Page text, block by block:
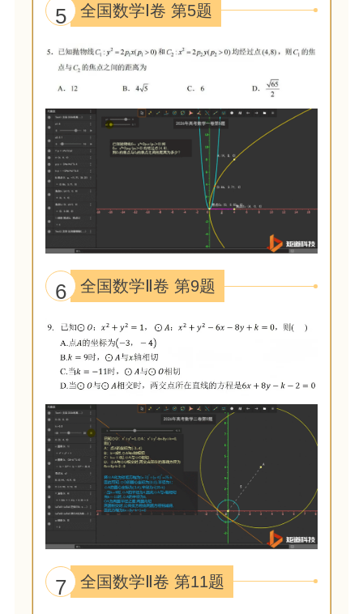
5 全国数学Ⅰ卷 第5题
6 全国数学Ⅱ卷 第9题
7 全国数学Ⅱ卷 第11题